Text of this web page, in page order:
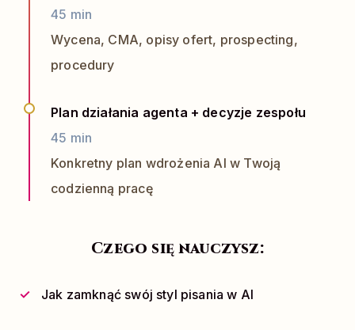
45 min
Wycena, CMA, opisy ofert, prospecting,
procedury
Plan działania agenta + decyzje zespołu
45 min
Konkretny plan wdrożenia AI w Twoją
codzienną pracę
Czego się nauczysz:
Jak zamknąć swój styl pisania w AI